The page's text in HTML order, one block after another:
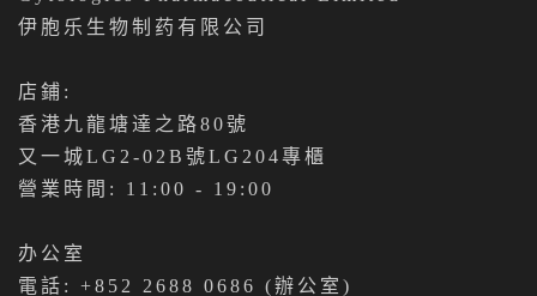
伊胞乐生物制药有限公司
店鋪:
香港九龍塘達之路80號
又一城LG2-02B號LG204專櫃
營業時間: 11:00 - 19:00
办公室
電話: +852 2688 0686 (辦公室)